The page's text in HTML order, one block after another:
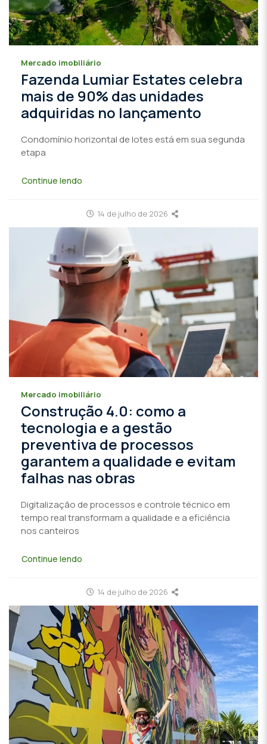
Mercado imobiliário
Fazenda Lumiar Estates celebra
mais de 90% das unidades
adquiridas no lançamento
Condomínio horizontal de lotes está em sua segunda
etapa
Continue lendo
14 de julho de 2026
Mercado imobiliário
Construção 4.0: como a
tecnologia e a gestão
preventiva de processos
garantem a qualidade e evitam
falhas nas obras
Digitalização de processos e controle técnico em
tempo real transformam a qualidade e a eficiência
nos canteiros
Continue lendo
14 de julho de 2026